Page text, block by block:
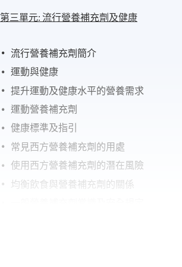
第三單元:流行營養補充劑及健康
流行營養補充劑簡介
運動與健康
提升運動及健康水平的營養需求
運動營養補充劑
健康標準及指引
常見西方營養補充劑的用處
使用西方營養補充劑的潛在風險
均衡飲食與營養補充劑的關係